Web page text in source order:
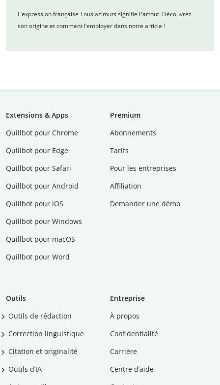
L’expression française Tous azimuts signifie Partout. Découvrez
son origine et comment l’employer dans notre article !
Extensions & Apps
Quillbot pour Chrome
Quillbot pour Edge
Quillbot pour Safari
Quillbot pour Android
Quillbot pour iOS
Quillbot pour Windows
Quillbot pour macOS
Quillbot pour Word
Premium
Abonnements
Tarifs
Pour les entreprises
Affiliation
Demander une démo
Outils
Outils de rédaction
Correction linguistique
Citation et originalité
Outils d’IA
Entreprise
À propos
Confidentialité
Carrière
Centre d’aide